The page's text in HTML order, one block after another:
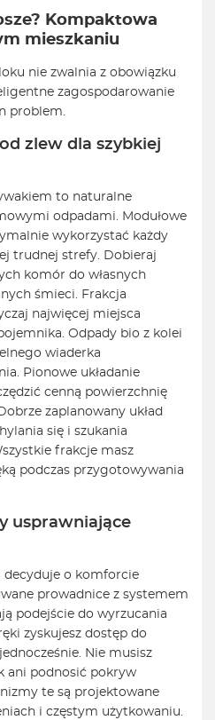
Kompaktowa
mieszkaniu
nie zwalnia z obowiązku
zagospodarowanie
problem.
zlew dla szybkiej
to naturalne
odpadami. Modułowe
wykorzystać każdy
trudnej strefy. Dobieraj
komór do własnych
śmieci. Frakcja
najwięcej miejsca
Odpady bio z kolei
wiaderka
Pionowe układanie
cenną powierzchnię
zaplanowany układ
się i szukania
frakcje masz
podczas przygotowywania
usprawniające
decyduje o komforcie
prowadnice z systemem
podejście do wyrzucania
zyskujesz dostęp do
Nie musisz
ani podnosić pokryw
te są projektowane
i częstym użytkowaniu.